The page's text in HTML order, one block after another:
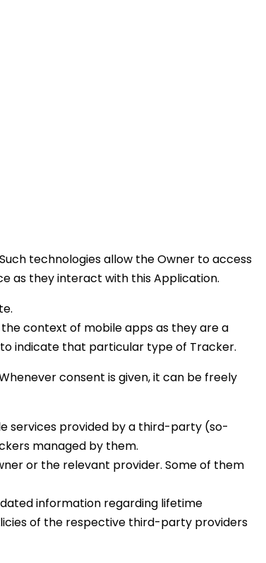
technologies allow the Owner to access
as they interact with this Application.
context of mobile apps as they are a
indicate that particular type of Tracker.
consent is given, it can be freely
services provided by a third-party (so-
managed by them.
or the relevant provider. Some of them
information regarding lifetime
of the respective third-party providers